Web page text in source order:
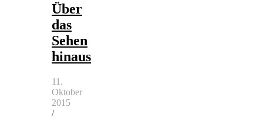
Über
das
Sehen
hinaus
11.
Oktober
2015
/